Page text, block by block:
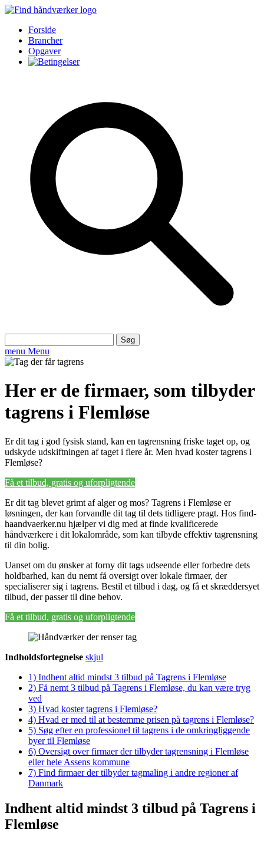
Forside
Brancher
Opgaver
efter:
menu Menu
Her er de firmaer, som tilbyder
tagrens i Flemløse
Er dit tag i god fysisk stand, kan en tagrensning friske taget op, og
udskyde udskiftningen af taget i flere år. Men hvad koster tagrens i
Flemløse?
Få et tilbud, gratis og uforpligtende
Er dit tag blevet grimt af alger og mos? Tagrens i Flemløse er
løsningen, der kan forvandle dit tag til dets tidligere pragt. Hos find-
haandvaerker.nu hjælper vi dig med at finde kvalificerede
håndværkere i dit lokalområde, som kan tilbyde effektiv tagrensning
til din bolig.
Uanset om du ønsker at forny dit tags udseende eller forbedre dets
holdbarhed, kan du nemt få oversigt over lokale firmaer, der
specialiserer sig i tagrens. Bestil et tilbud i dag, og få et skræddersyet
tilbud, der passer til dine behov.
Få et tilbud, gratis og uforpligtende
Indholdsfortegnelse skjul
1) Indhent altid mindst 3 tilbud på Tagrens i Flemløse
2) Få nemt 3 tilbud på Tagrens i Flemløse, du kan være tryg
ved
3) Hvad koster tagrens i Flemløse?
4) Hvad er med til at bestemme prisen på tagrens i Flemløse?
5) Søg efter en professionel til tagrens i de omkringliggende
byer til Flemløse
6) Oversigt over firmaer der tilbyder tagrensning i Flemløse
eller hele Assens kommune
7) Find firmaer der tilbyder tagmaling i andre regioner af
Danmark
Indhent altid mindst 3 tilbud på Tagrens i
Flemløse